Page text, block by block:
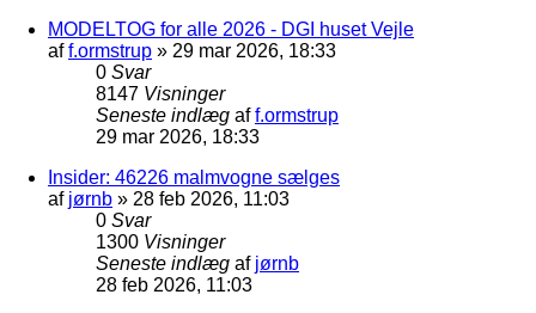
MODELTOG for alle 2026 - DGI huset Vejle
aff.ormstrup » 29 mar 2026, 18:33
0 Svar
8147 Visninger
Seneste indlæg aff.ormstrup
29 mar 2026, 18:33
Insider: 46226 malmvogne sælges
af jørnb » 28 feb 2026, 11:03
0 Svar
1300 Visninger
Seneste indlæg af jørnb
28 feb 2026, 11:03